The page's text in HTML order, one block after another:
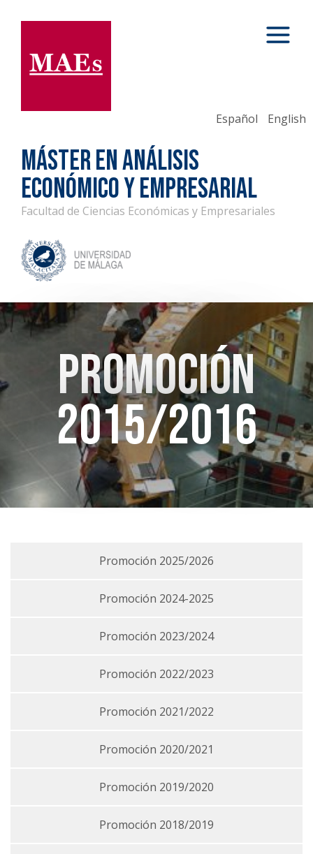
Español English
MÁSTER EN ANÁLISIS
ECONÓMICO Y EMPRESARIAL
Facultad de Ciencias Económicas y Empresariales
Promoción
2015/2016
Promoción 2025/2026
Promoción 2024-2025
Promoción 2023/2024
Promoción 2022/2023
Promoción 2021/2022
Promoción 2020/2021
Promoción 2019/2020
Promoción 2018/2019